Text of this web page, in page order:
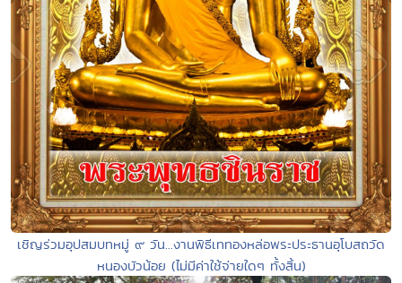
เชิญร่วมอุปสมบทหมู่ ๙ วัน...งานพิธีเททองหล่อพระประธานอุโบสถวัด
หนองบัวน้อย (ไม่มีค่าใช้จ่ายใดๆ ทั้งสิ้น)